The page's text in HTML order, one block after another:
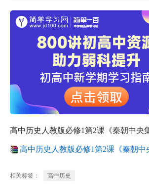
高中历史人教版必修1第2课《秦朝中
高中历史人教版必修1第2课《秦朝
相关标签： 高中历史